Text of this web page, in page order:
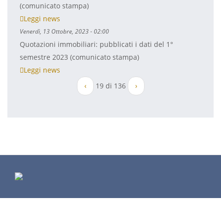
(comunicato stampa)
Leggi news
Venerdì, 13 Ottobre, 2023 - 02:00
Quotazioni immobiliari: pubblicati i dati del 1°
semestre 2023 (comunicato stampa)
Leggi news
‹
19 di 136 ›